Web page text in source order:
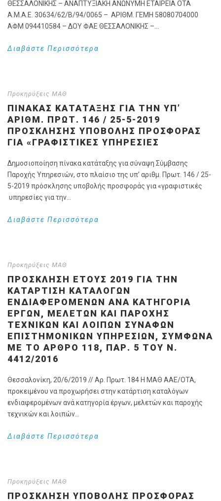
ΘΕΣΣΑΛΟΝΙΚΗΣ – ΑΝΑΠΤΥΞΙΑΚΗ ΑΝΩΝΥΜΗ ΕΤΑΙΡΕΙΑ ΟΤΑ
Α.Μ.Α.Ε. 30634/62/Β/94/0065 – ΑΡΙΘΜ. ΓΕΜΗ 58080704000
ΑΦΜ 094410584 – ΔΟΥ ΦΑΕ ΘΕΣΣΑΛΟΝΙΚΗΣ –...
Διαβάστε Περισσότερα
Προκηρύξεις ΜΑΘ
ΠΊΝΑΚΑΣ ΚΑΤΆΤΑΞΗΣ ΓΙΑ ΤΗΝ ΥΠ’
ΑΡΙΘΜ. ΠΡΩΤ. 146 / 25-5-2019
ΠΡΌΣΚΛΗΣΗΣ ΥΠΟΒΟΛΉΣ ΠΡΟΣΦΟΡΆΣ
ΓΙΑ «ΓΡΑΦΙΣΤΙΚΈΣ ΥΠΗΡΕΣΊΕΣ
Δημοσιοποίηση πίνακα κατάταξης για σύναψη Σύμβασης
Παροχής Υπηρεσιών, στο πλαίσιο της υπ’ αριθμ. Πρωτ. 146 / 25-
5-2019 πρόσκλησης υποβολής προσφοράς για «γραφιστικές
υπηρεσίες για την...
Διαβάστε Περισσότερα
Προκηρύξεις ΜΑΘ
ΠΡΌΣΚΛΗΣΗ ΈΤΟΥΣ 2019 ΓΙΑ ΤΗΝ
ΚΑΤΆΡΤΙΣΗ ΚΑΤΑΛΌΓΩΝ
ΕΝΔΙΑΦΕΡΟΜΈΝΩΝ ΑΝΆ ΚΑΤΗΓΟΡΊΑ
ΈΡΓΩΝ, ΜΕΛΕΤΏΝ ΚΑΙ ΠΑΡΟΧΉΣ
ΤΕΧΝΙΚΏΝ ΚΑΙ ΛΟΙΠΏΝ ΣΥΝΑΦΏΝ
ΕΠΙΣΤΗΜΟΝΙΚΏΝ ΥΠΗΡΕΣΙΏΝ, ΣΎΜΦΩΝΑ
ΜΕ ΤΟ ΆΡΘΡΟ 118, ΠΑΡ. 5 ΤΟΥ Ν.
4412/2016
Θεσσαλονίκη, 20/6/2019 // Αρ. Πρωτ. 184 Η ΜΑΘ ΑΑΕ/ΟΤΑ,
προκειμένου να προχωρήσει στην κατάρτιση καταλόγων
ενδιαφερομένων ανά κατηγορία έργων, μελετών και παροχής
τεχνικών και λοιπών...
Διαβάστε Περισσότερα
Προκηρύξεις ΜΑΘ
ΠΡΟΣΚΛΗΣΗ ΥΠΟΒΟΛΗΣ ΠΡΟΣΦΟΡΑΣ